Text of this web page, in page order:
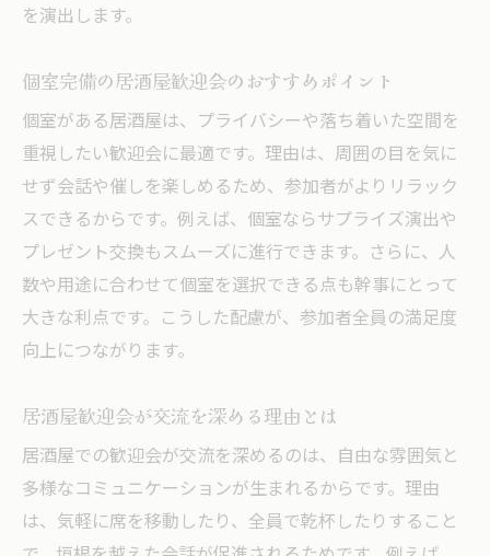
を演出します。
個室完備の居酒屋歓迎会のおすすめポイント
個室がある居酒屋は、プライバシーや落ち着いた空間を
重視したい歓迎会に最適です。理由は、周囲の目を気に
せず会話や催しを楽しめるため、参加者がよりリラック
スできるからです。例えば、個室ならサプライズ演出や
プレゼント交換もスムーズに進行できます。さらに、人
数や用途に合わせて個室を選択できる点も幹事にとって
大きな利点です。こうした配慮が、参加者全員の満足度
向上につながります。
居酒屋歓迎会が交流を深める理由とは
居酒屋での歓迎会が交流を深めるのは、自由な雰囲気と
多様なコミュニケーションが生まれるからです。理由
は、気軽に席を移動したり、全員で乾杯したりすること